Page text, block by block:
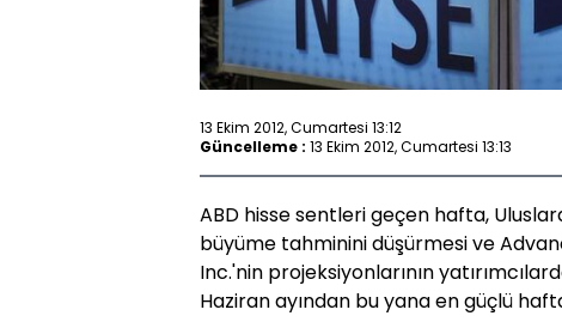
13 Ekim 2012, Cumartesi 13:12
Güncelleme : 13 Ekim 2012, Cumartesi 13:13
ABD hisse sentleri geçen hafta,
büyüme tahminini düşürmesi ve
Inc.'nin projeksiyonlarının
Haziran ayından bu yana en güçlü